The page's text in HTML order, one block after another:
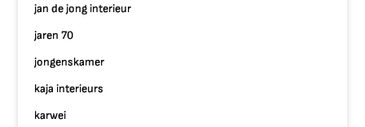
jan de jong interieur
jaren 70
jongenskamer
kaja interieurs
karwei